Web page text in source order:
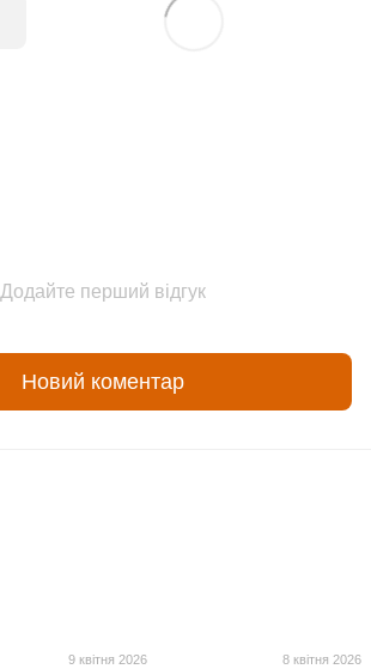
Додайте перший відгук
Новий коментар
9 квітня 2026 8 квітня 2026